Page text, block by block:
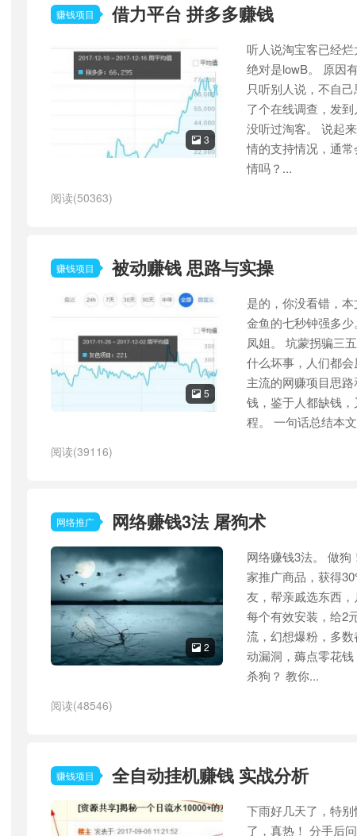
赚钱项目 借力平台 拼多多赚钱
 3
听人说淘宝客已经
绝对是lowB。 原因
只听别人说，不自
了个在线调查，发
没听过淘客。 说起
情的支持情况，通
情吗？...
阅读(50363)
赚钱项目 被动赚钱 思路与实操
 5
是的，你没看错，
金鱼的七秒钟强多
凤姐。 坑蒙拐骗三
什么坏事，人们都
主流的网赚项目思
钱，鉴于人都缺钱
程。 一句话总结本
阅读(39116)
网络推广 网络赚钱3法 屠狗术
 2
网络赚钱3法。 做
家推广商品，获得
友，帮亲戚选东西
每个有效安装，给2
流，幻想爆粉，多
动漏洞，薅点零花钱
杀狗？ 教你...
阅读(48546)
赚钱项目 全自动挂机赚钱 实战分析
下雨好几天了，特
了，真热！ 分手后